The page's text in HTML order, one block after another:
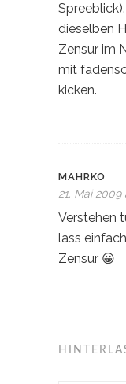
dieselben
Zensur im
mit
kicken.
MAHRKO
21. Mai 2009
Verstehen
lass
Zensur 😀